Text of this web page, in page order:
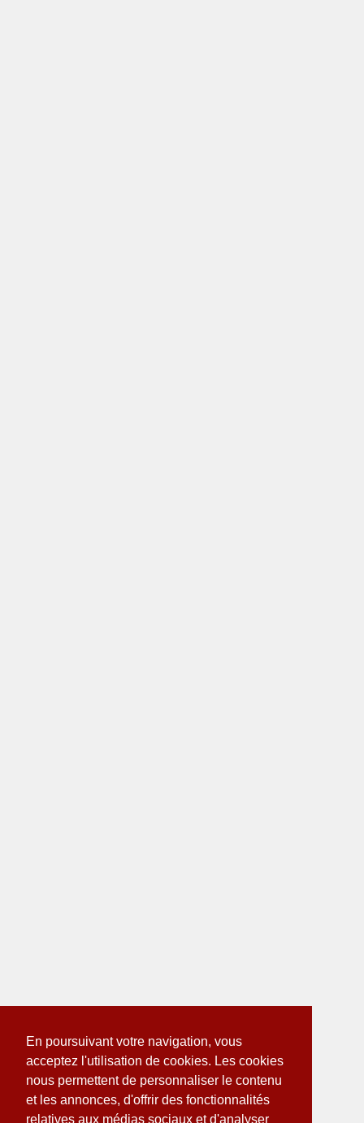
En poursuivant votre navigation, vous
acceptez l'utilisation de cookies. Les cookies
nous permettent de personnaliser le contenu
et les annonces, d'offrir des fonctionnalités
relatives aux médias sociaux et d'analyser